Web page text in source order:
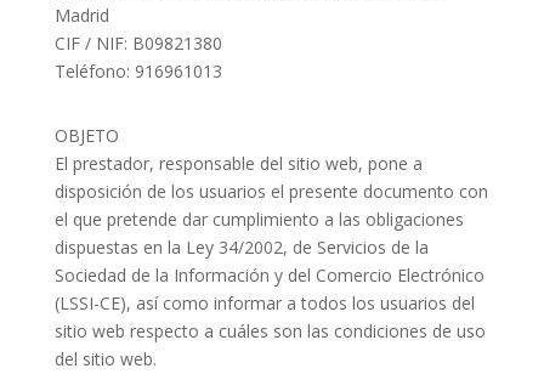
Madrid
CIF / NIF: B09821380
Teléfono: 916961013
OBJETO
El prestador, responsable del sitio web, pone a
disposición de los usuarios el presente documento con
el que pretende dar cumplimiento a las obligaciones
dispuestas en la Ley 34/2002, de Servicios de la
Sociedad de la Información y del Comercio Electrónico
(LSSI-CE), así como informar a todos los usuarios del
sitio web respecto a cuáles son las condiciones de uso
del sitio web.